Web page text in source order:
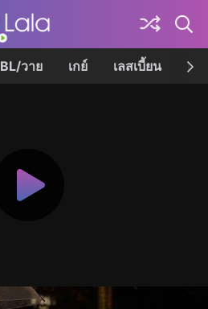
BL/วาย เกย์ เลสเบี้ยน เค